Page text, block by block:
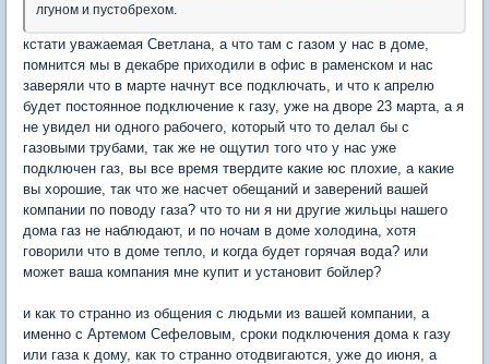
лгуном и пустобрехом.
кстати уважаемая Светлана, а что там с газом у нас в доме,
помнится мы в декабре приходили в офис в раменском и нас
заверяли что в марте начнут все подключать, и что к апрелю
будет постоянное подключение к газу, уже на дворе 23 марта, а я
не увидел ни одного рабочего, который что то делал бы с
газовыми трубами, так же не ощутил того что у нас уже
подключен газ, вы все время твердите какие юс плохие, а какие
вы хорошие, так что же насчет обещаний и заверений вашей
компании по поводу газа? что то ни я ни другие жильцы нашего
дома газ не наблюдают, и по ночам в доме холодина, хотя
говорили что в доме тепло, и когда будет горячая вода? или
может ваша компания мне купит и установит бойлер?
и как то странно из общения с людьми из вашей компании, а
именно с Артемом Сефеловым, сроки подключения дома к газу
или газа к дому, как то странно отодвигаются, уже до июня, а